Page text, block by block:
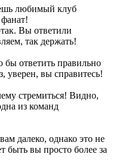
любимый клуб
Вы ответили
так держать!
бы ответить правильно
уверен, вы справитесь!
стремиться! Видно,
из команд
далеко, однако это не
вы просто более за